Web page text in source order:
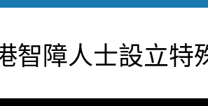
智障人士設立特